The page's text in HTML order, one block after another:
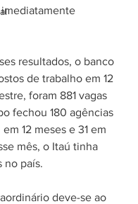
resultados, o banco
de trabalho em 12
foram 881 vagas
fechou 180 agências
12 meses e 31 em
mês, o Itaú tinha
no país.
deve-se ao